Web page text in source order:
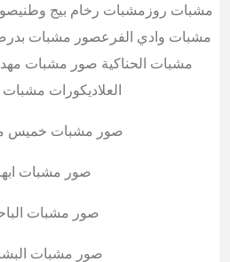
مشبات روزمشبات رخام بيج
مشبات وادي الفرعصور مشبات
مشبات الحناكية صور مشبات
العلاديكورات
صور مشبات خميس
صور مشبات
صور مشبات
صور مشبات